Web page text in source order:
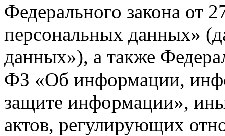
Федерального закона
персональных данных»
данных»), а также
ФЗ «Об информации,
защите информации»,
актов, регулирующих